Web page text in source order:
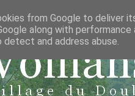
from Google to deliver
along with
and address abuse.